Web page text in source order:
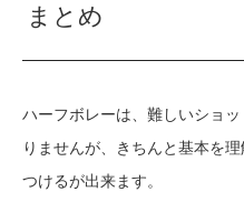
まとめ
ハーフボレーは、難しいショ
りませんが、きちんと基本を
つけるが出来ます。